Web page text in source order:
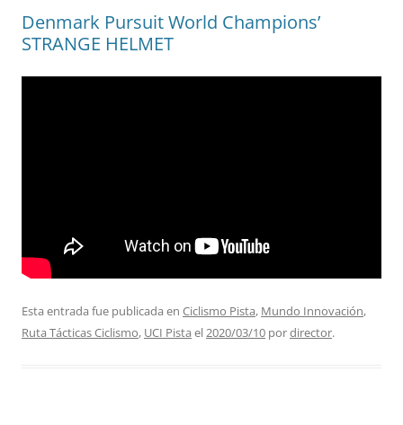
Denmark Pursuit World Champions’
STRANGE HELMET
Esta entrada fue publicada en Ciclismo Pista, Mundo Innovación,
Ruta Tácticas Ciclismo, UCI Pista el2020/03/10 pordirector.